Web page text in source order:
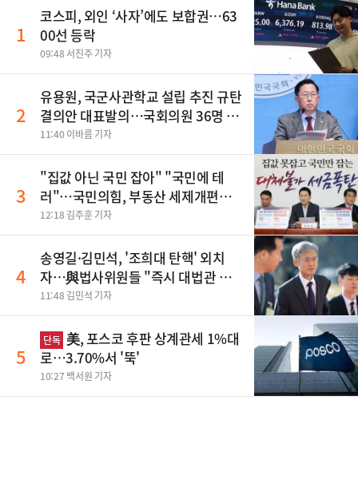
1
코스피, 외인 ‘사자’에도 보합권…63
00선 등락
09:48 서진주 기자
2
유용원, 국군사관학교 설립 추진 규탄
결의안 대표발의…국회의원 36명 동
참
11:40 이바름 기자
3
"집값 아닌 국민 잡아" "국민에 테
러"…국민의힘, 부동산 세제개편안
맹폭
12:18 김주훈 기자
4
송영길·김민석, '조희대 탄핵' 외치
자…與법사위원들 "즉시 대법관 제
청하라"
11:48 김민석 기자
5
단독 美, 포스코 후판 상계관세 1%대
로…3.70%서 '뚝'
10:27 백서원 기자